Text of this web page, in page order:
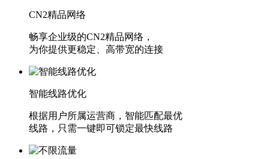
CN2精品网络
畅享企业级的CN2精品网络，
为你提供更稳定、高带宽的连接
智能线路优化
根据用户所属运营商，智能匹配最优
线路，只需一键即可锁定最快线路